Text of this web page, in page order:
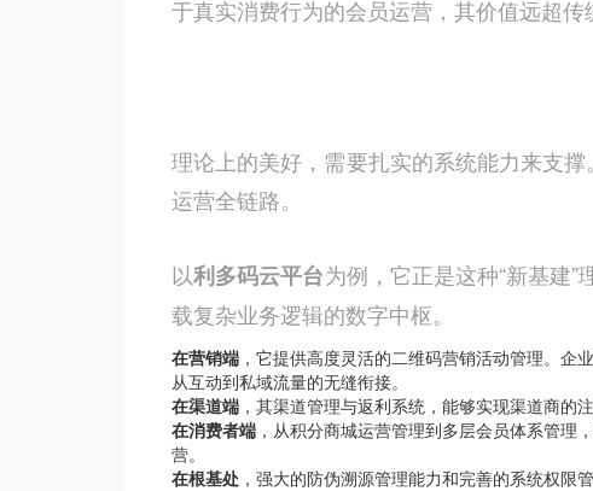
于真实消费行为的会员运营，其价值远超传
理论上的美好，需要扎实的系统能力来支
运营全链路。
以利多码云平台为例，它正是这种“新基建
载复杂业务逻辑的数字中枢。
在营销端 ，它提供高度灵活的二维码营销活动管理。
从互动到私域流量的无缝衔接。
在渠道端 ，其渠道管理与返利系统，能够实现渠道商的
在消费者端 ，从积分商城运营管理到多层会员体系管
营。
在根基处 ，强大的防伪溯源管理能力和完善的系统权限